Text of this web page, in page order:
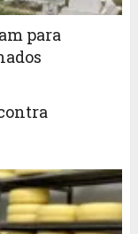
para